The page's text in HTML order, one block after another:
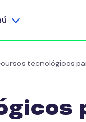
tecnológicos